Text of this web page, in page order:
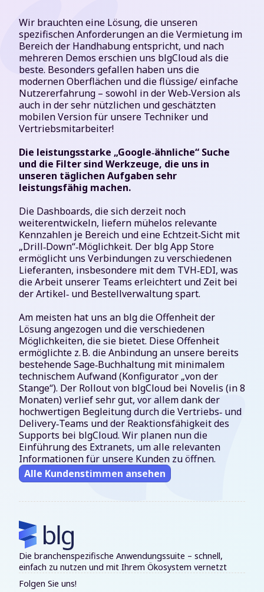
Wir brauchten eine Lösung, die unseren
spezifischen Anforderungen an die Vermietung im
Bereich der Handhabung entspricht, und nach
mehreren Demos erschien uns blgCloud als die
beste. Besonders gefallen haben uns die
modernen Oberflächen und die flüssige/ einfache
Nutzererfahrung – sowohl in der Web‑Version als
auch in der sehr nützlichen und geschätzten
mobilen Version für unsere Techniker und
Vertriebsmitarbeiter!
Die leistungsstarke „Google‑ähnliche“ Suche
und die Filter sind Werkzeuge, die uns in
unseren täglichen Aufgaben sehr
leistungsfähig machen.
Die Dashboards, die sich derzeit noch
weiterentwickeln, liefern mühelos relevante
Kennzahlen je Bereich und eine Echtzeit‑Sicht mit
„Drill‑Down“‑Möglichkeit. Der blg App Store
ermöglicht uns Verbindungen zu verschiedenen
Lieferanten, insbesondere mit dem TVH‑EDI, was
die Arbeit unserer Teams erleichtert und Zeit bei
der Artikel‑ und Bestellverwaltung spart.
Am meisten hat uns an blg die Offenheit der
Lösung angezogen und die verschiedenen
Möglichkeiten, die sie bietet. Diese Offenheit
ermöglichte z. B. die Anbindung an unsere bereits
bestehende Sage‑Buchhaltung mit minimalem
technischem Aufwand (Konfigurator „von der
Stange“). Der Rollout von blgCloud bei Novelis (in 8
Monaten) verlief sehr gut, vor allem dank der
hochwertigen Begleitung durch die Vertriebs‑ und
Delivery‑Teams und der Reaktionsfähigkeit des
Supports bei blgCloud. Wir planen nun die
Einführung des Extranets, um alle relevanten
Informationen für unsere Kunden zu öffnen.
Alle Kundenstimmen ansehen
Die branchenspezifische Anwendungssuite – schnell,
einfach zu nutzen und mit Ihrem Ökosystem vernetzt
Folgen Sie uns!